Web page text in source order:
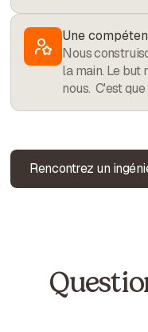
Une
Nous
la main. Le but
nous. C'est
Rencontrez un